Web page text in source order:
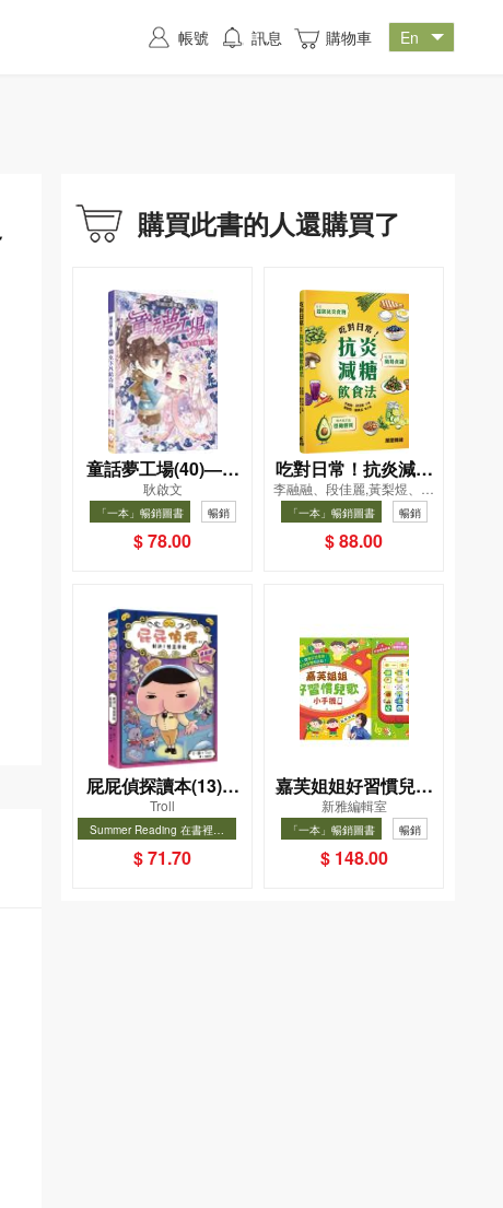
購買此書的人還購買了
童話夢工場(40)——
織女下凡結奇緣
耿啟文
「一本」暢銷圖書 暢銷
$ 78.00
吃對日常！抗炎減糖
飲食法
李融融、段佳麗,黃梨煜、顧
凱辰
「一本」暢銷圖書 暢銷
$ 88.00
屁屁偵探讀本(13)－
－對決！怪盜學院
（星星篇）
Troll
Summer Reading 在書裡度
選圖書67折
暢銷
$ 71.70
嘉芙姐姐好習慣兒歌
小手機
新雅編輯室
「一本」暢銷圖書 暢銷
$ 148.00
帳號 訊息 購物車